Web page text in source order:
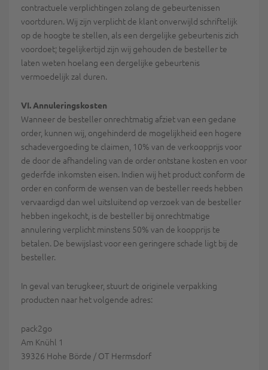
contractuele verplichtingen zolang de gebeurtenissen
voortduren. Wij zijn verplicht de klant onverwijld schriftelijk
op de hoogte te stellen, als een dergelijke gebeurtenis zich
voordoet; tegelijkertijd zijn wij gehouden de besteller te
laten weten hoelang een dergelijke gebeurtenis
vermoedelijk zal duren.
VI. Annuleringskosten
Wanneer de besteller onrechtmatig afziet van een gedane
order, kunnen wij, ongehinderd de mogelijkheid een hogere
schadevergoeding te claimen, 10% van de verkoopprijs voor
de door de afhandeling van de order ontstane kosten en voor
gederfde inkomsten eisen. Indien wij het product conform de
order en conform de wensen van de besteller reeds hebben
vervaardigd dan wel uitsluitend op verzoek van de besteller
hebben ingekocht, is de besteller bij onrechtmatige
annulering verplicht minstens 50% van de koopprijs te
betalen. De bewijslast voor een geringere schade ligt bij de
besteller.
In geval van terugkeer, stuurt de originele verpakking
producten naar het volgende adres:
pack2go
Am Knühl 1
39326 Hohe Börde / OT Hermsdorf